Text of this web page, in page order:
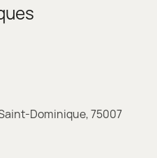
Dominique, 75007